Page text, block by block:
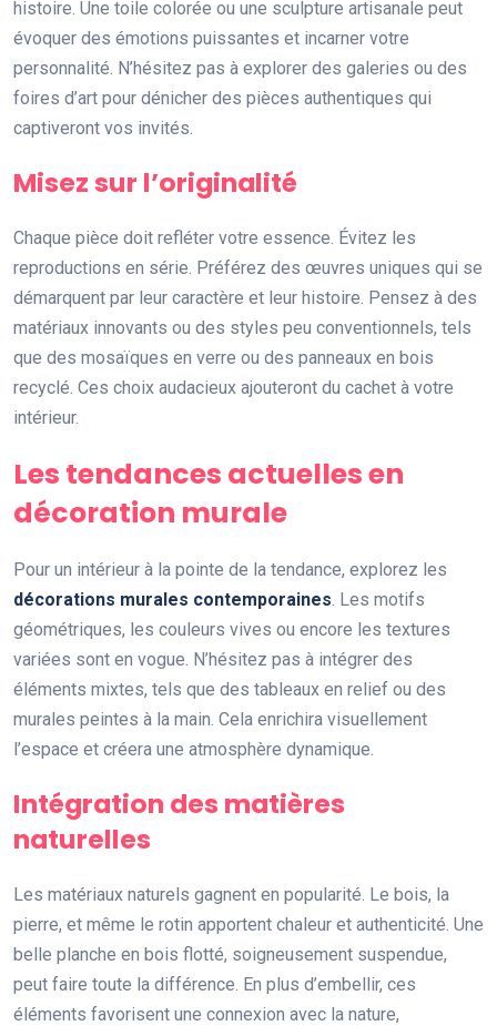
histoire. Une toile colorée ou une sculpture artisanale peut
évoquer des émotions puissantes et incarner votre
personnalité. N’hésitez pas à explorer des galeries ou des
foires d’art pour dénicher des pièces authentiques qui
captiveront vos invités.
Misez sur l’originalité
Chaque pièce doit refléter votre essence. Évitez les
reproductions en série. Préférez des œuvres uniques qui se
démarquent par leur caractère et leur histoire. Pensez à des
matériaux innovants ou des styles peu conventionnels, tels
que des mosaïques en verre ou des panneaux en bois
recyclé. Ces choix audacieux ajouteront du cachet à votre
intérieur.
Les tendances actuelles en
décoration murale
Pour un intérieur à la pointe de la tendance, explorez les
décorations murales contemporaines . Les motifs
géométriques, les couleurs vives ou encore les textures
variées sont en vogue. N’hésitez pas à intégrer des
éléments mixtes, tels que des tableaux en relief ou des
murales peintes à la main. Cela enrichira visuellement
l’espace et créera une atmosphère dynamique.
Intégration des matières
naturelles
Les matériaux naturels gagnent en popularité. Le bois, la
pierre, et même le rotin apportent chaleur et authenticité. Une
belle planche en bois flotté, soigneusement suspendue,
peut faire toute la différence. En plus d’embellir, ces
éléments favorisent une connexion avec la nature,